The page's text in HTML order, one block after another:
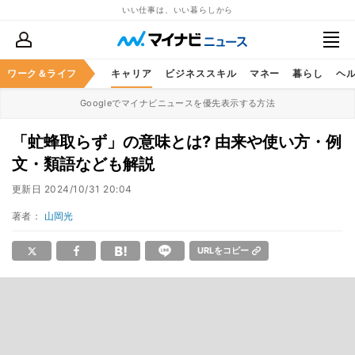
いい仕事は、いい暮らしから
ワーク＆ライフ キャリア ビジネススキル マネー 暮らし ヘ
Googleでマイナビニュースを優先表示する方法
「虻蜂取らず」の意味とは? 由来や使い方・例
文・類語なども解説
更新日 2024/10/31 20:04
著者： 山岡光
URLをコピー